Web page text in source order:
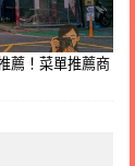
薦！菜單推薦商